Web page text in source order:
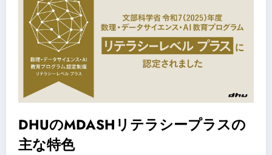
DHUのMDASHリテラシープラスの
主な特色